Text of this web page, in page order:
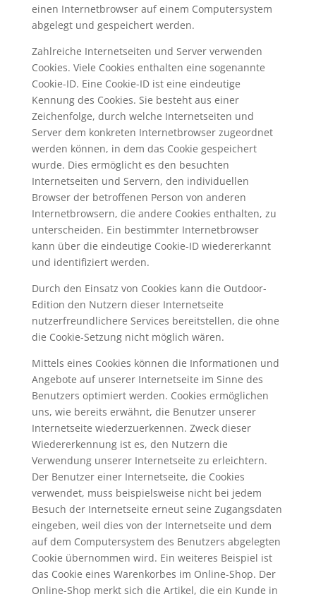
einen Internetbrowser auf einem Computersystem
abgelegt und gespeichert werden.
Zahlreiche Internetseiten und Server verwenden
Cookies. Viele Cookies enthalten eine sogenannte
Cookie-ID. Eine Cookie-ID ist eine eindeutige
Kennung des Cookies. Sie besteht aus einer
Zeichenfolge, durch welche Internetseiten und
Server dem konkreten Internetbrowser zugeordnet
werden können, in dem das Cookie gespeichert
wurde. Dies ermöglicht es den besuchten
Internetseiten und Servern, den individuellen
Browser der betroffenen Person von anderen
Internetbrowsern, die andere Cookies enthalten, zu
unterscheiden. Ein bestimmter Internetbrowser
kann über die eindeutige Cookie-ID wiedererkannt
und identifiziert werden.
Durch den Einsatz von Cookies kann die Outdoor-
Edition den Nutzern dieser Internetseite
nutzerfreundlichere Services bereitstellen, die ohne
die Cookie-Setzung nicht möglich wären.
Mittels eines Cookies können die Informationen und
Angebote auf unserer Internetseite im Sinne des
Benutzers optimiert werden. Cookies ermöglichen
uns, wie bereits erwähnt, die Benutzer unserer
Internetseite wiederzuerkennen. Zweck dieser
Wiedererkennung ist es, den Nutzern die
Verwendung unserer Internetseite zu erleichtern.
Der Benutzer einer Internetseite, die Cookies
verwendet, muss beispielsweise nicht bei jedem
Besuch der Internetseite erneut seine Zugangsdaten
eingeben, weil dies von der Internetseite und dem
auf dem Computersystem des Benutzers abgelegten
Cookie übernommen wird. Ein weiteres Beispiel ist
das Cookie eines Warenkorbes im Online-Shop. Der
Online-Shop merkt sich die Artikel, die ein Kunde in